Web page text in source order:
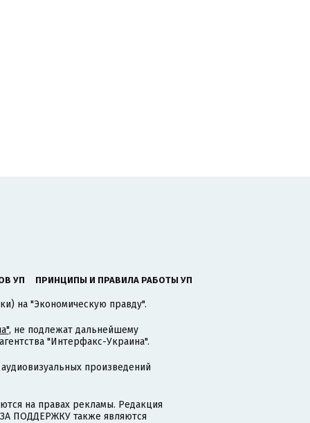
УП ПРИНЦИПЫ И ПРАВИЛА РАБОТЫ УП
на "Экономическую правду".
, не подлежат дальнейшему
"Интерфакс-Украина".
произведений
на правах рекламы. Редакция
ПОДДЕРЖКУ также являются